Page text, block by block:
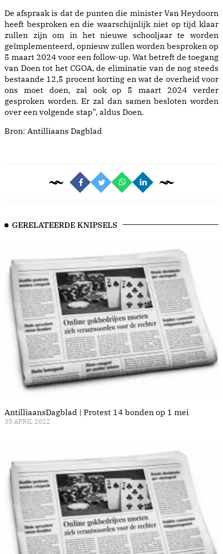
De afspraak is dat de punten die minister Van Heydoorn
heeft besproken en die waarschijnlijk niet op tijd klaar
zullen zijn om in het nieuwe schooljaar te worden
geïmplementeerd, opnieuw zullen worden besproken op
5 maart 2024 voor een follow-up. Wat betreft de toegang
van Doen tot het CGOA, de eliminatie van de nog steeds
bestaande 12,5 procent korting en wat de overheid voor
ons moet doen, zal ook op 5 maart 2024 verder
gesproken worden. Er zal dan samen besloten worden
over een volgende stap”, aldus Doen.
Bron: Antilliaans Dagblad
GERELATEERDE KNIPSELS
AntilliaansDagblad | Protest 14 bonden op 1 mei
30 APRIL 2022